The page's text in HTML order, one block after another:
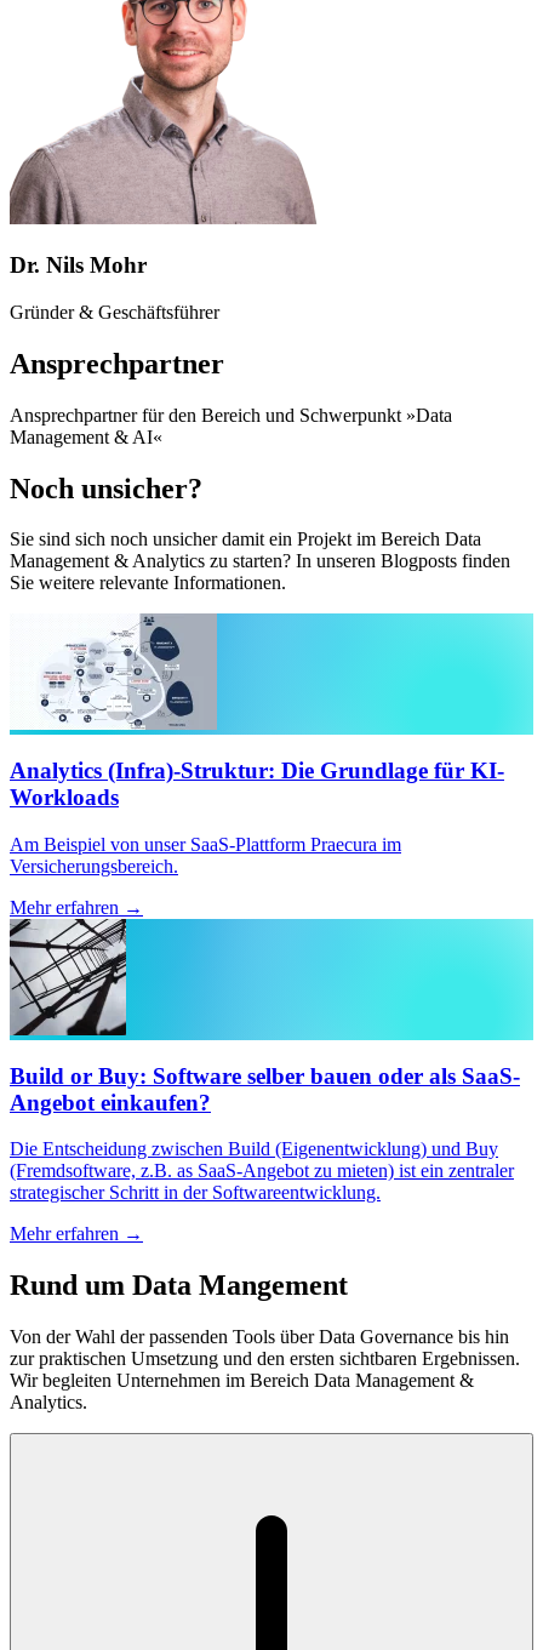
Dr. Nils Mohr
Gründer & Geschäftsführer
Ansprechpartner
Ansprechpartner für den Bereich und Schwerpunkt »Data
Management & AI«
Noch unsicher?
Sie sind sich noch unsicher damit ein Projekt im Bereich Data
Management & Analytics zu starten? In unseren Blogposts finden
Sie weitere relevante Informationen.
Analytics (Infra)-Struktur: Die Grundlage für KI-
Workloads
Am Beispiel von unser SaaS-Plattform Praecura im
Versicherungsbereich.
Mehr erfahren →
Build or Buy: Software selber bauen oder als SaaS-
Angebot einkaufen?
Die Entscheidung zwischen Build (Eigenentwicklung) und Buy
(Fremdsoftware, z.B. as SaaS-Angebot zu mieten) ist ein zentraler
strategischer Schritt in der Softwareentwicklung.
Mehr erfahren →
Rund um Data Mangement
Von der Wahl der passenden Tools über Data Governance bis hin
zur praktischen Umsetzung und den ersten sichtbaren Ergebnissen.
Wir begleiten Unternehmen im Bereich Data Management &
Analytics.